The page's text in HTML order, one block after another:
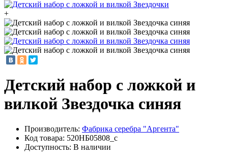
+
Детский набор с ложкой и
вилкой Звездочка синяя
Производитель: Фабрика серебра "Аргента"
Код товара: 520НБ05808_с
Доступность: В наличии